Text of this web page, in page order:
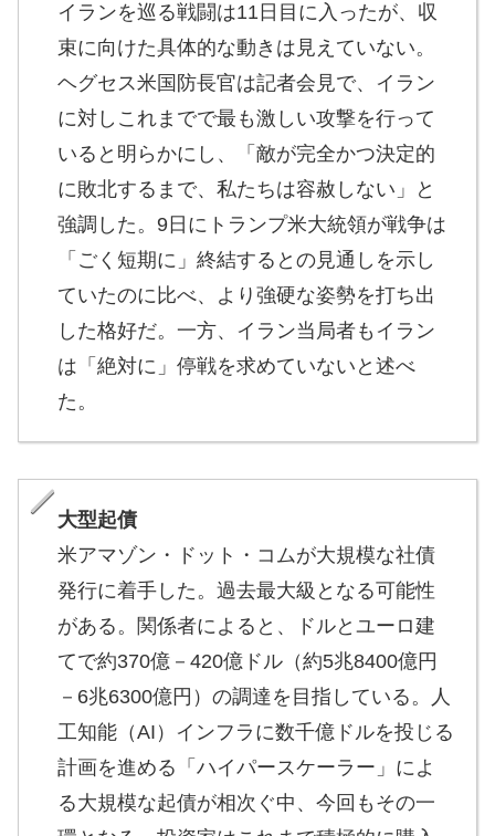
イランを巡る戦闘は11日目に入ったが、収
束に向けた具体的な動きは見えていない。
ヘグセス米国防長官は記者会見で、イラン
に対しこれまでで最も激しい攻撃を行って
いると明らかにし、「敵が完全かつ決定的
に敗北するまで、私たちは容赦しない」と
強調した。9日にトランプ米大統領が戦争は
「ごく短期に」終結するとの見通しを示し
ていたのに比べ、より強硬な姿勢を打ち出
した格好だ。一方、イラン当局者もイラン
は「絶対に」停戦を求めていないと述べ
た。
大型起債
米アマゾン・ドット・コムが大規模な社債
発行に着手した。過去最大級となる可能性
がある。関係者によると、ドルとユーロ建
てで約370億－420億ドル（約5兆8400億円
－6兆6300億円）の調達を目指している。人
工知能（AI）インフラに数千億ドルを投じる
計画を進める「ハイパースケーラー」によ
る大規模な起債が相次ぐ中、今回もその一